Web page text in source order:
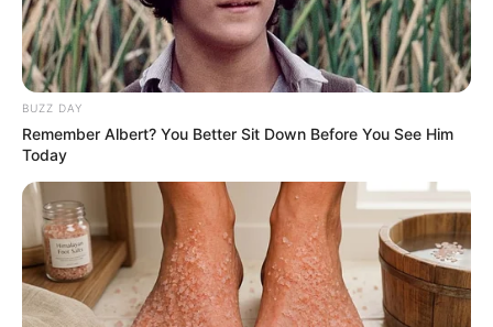
Tidak diketahui namanya
Ia mengaku lewat story Instagram bahwa ia sudah memiliki
pasangan namun pasangannya tersebut tidak berasal dari kalangan
gamer.
Kekayaan
Tidak diketahui pasti berapa total kekayaan BTR Alice,
kekayaannya berasal dari kariernya sebagai atlet Esport, gamer
dan YouTuber.
YouTube
BUZZ DAY
Remember Albert? You Better Sit Down Before You See Him
Today